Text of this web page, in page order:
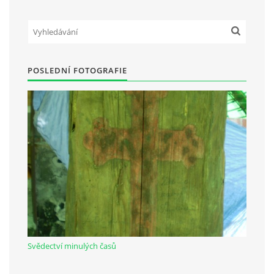
Chocerady 4
257 24 Chocerady
IČ: 498 28 614
Kontaktní osoba:
Mgr. Miroslava Cinkeisová
723 967 851
Mirkaci@email.cz
© 2026 eStránky.cz RSS
POSLEDNÍ FOTOGRAFIE
Svědectví minulých časů